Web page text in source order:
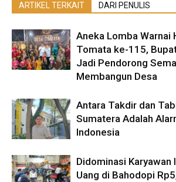
ARTIKEL TERKAIT DARI PENULIS
Aneka Lomba Warnai
Tomata ke-115,
Jadi Pendorong
Membangun Desa
Antara Takdir dan
Sumatera Adalah
Indonesia
Didominasi Karyawan
Uang di Bahodopi